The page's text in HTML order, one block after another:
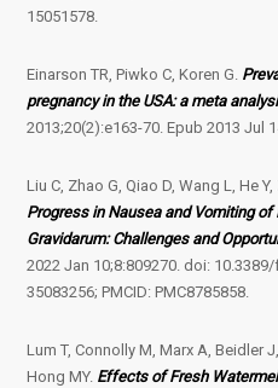
15051578.
Einarson TR, Piwko C, Koren G.
pregnancy in the USA: a meta
2013;20(2):e163-70. Epub 2013 Jul
Liu C, Zhao G, Qiao D, Wang L, He
Progress in Nausea and Vomiting
Gravidarum: Challenges and
2022 Jan 10;8:809270. doi:
35083256; PMCID: PMC8785858.
Lum T, Connolly M, Marx A, Beidler
Hong MY. Effects of Fresh